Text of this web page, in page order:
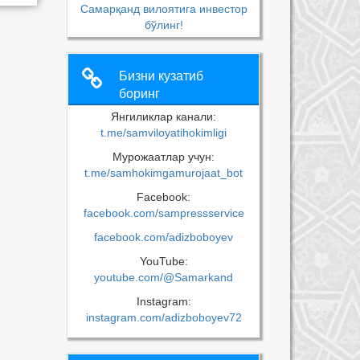
Самарқанд вилоятига инвестор
бўлинг!
Бизни кузатиб
боринг
Янгиликлар канали:
t.me/samviloyatihokimligi
Мурожаатлар учун:
t.me/samhokimgamurojaat_bot
Facebook:
facebook.com/sampressservice
facebook.com/adizboboyev
YouTube:
youtube.com/@Samarkand
Instagram:
instagram.com/adizboboyev72